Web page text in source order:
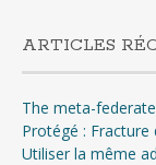
ARTICLES
The meta-
Protégé : Fracture
Utiliser la même